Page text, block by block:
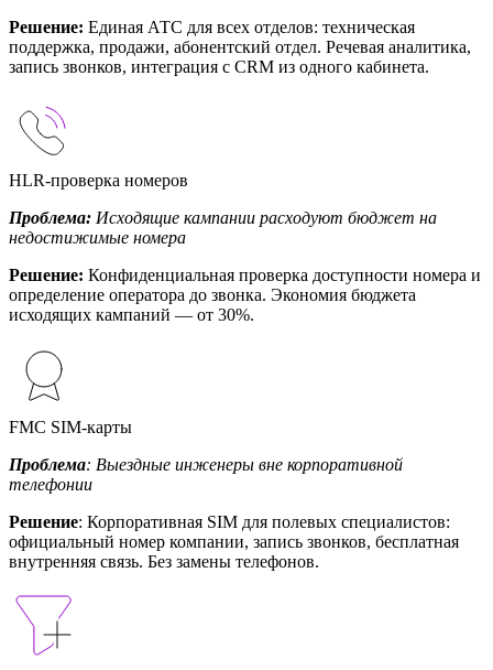
Решение: Единая АТС для всех отделов: техническая
поддержка, продажи, абонентский отдел. Речевая аналитика,
запись звонков, интеграция с CRM из одного кабинета.
HLR-проверка номеров
Проблема: Исходящие кампании расходуют бюджет на
недостижимые номера
Решение: Конфиденциальная проверка доступности номера и
определение оператора до звонка. Экономия бюджета
исходящих кампаний — от 30%.
FMC SIM-карты
Проблема: Выездные инженеры вне корпоративной
телефонии
Решение: Корпоративная SIM для полевых специалистов:
официальный номер компании, запись звонков, бесплатная
внутренняя связь. Без замены телефонов.